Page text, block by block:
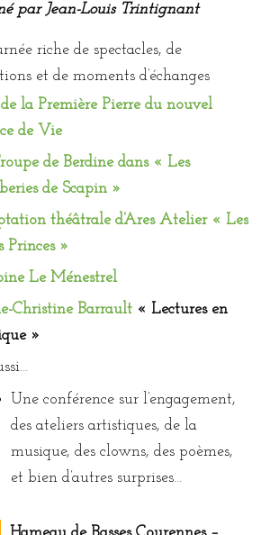
par Jean-Louis Trintignant
riche de spectacles, de
et de moments d’échanges
de la Première Pierre du nouvel
de Vie
de Berdine dans « Les
de Scapin »
théâtrale d’Ares Atelier « Les
Princes »
Le Ménestrel
Christine Barrault« Lectures en
»
Une conférence sur l’engagement,
des ateliers artistiques, de la
musique, des clowns, des poèmes,
et bien d’autres surprises…